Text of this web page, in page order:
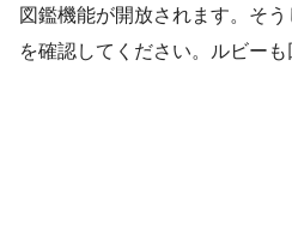
図鑑機能が開放されます。そ
を確認してください。ルビー